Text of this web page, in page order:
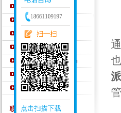
PARKER密封件
PARKER液压元件
Walterscheid钢管接头
AEROQUIP胶管
WINNER宁波永华产品
EMB液压管接头
盖茨GATES软管
联系我们 /Contact Us
18661109197
点击扫描下载